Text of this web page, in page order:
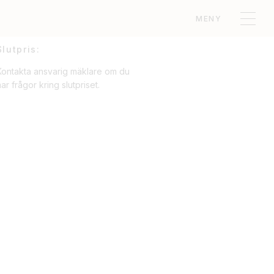
MENY
ansvarig mäklare om du
frågor kring slutpriset.